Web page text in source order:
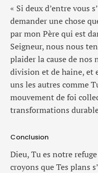
« Si deux d’entre vous
demander une chose
par mon Père qui est
Seigneur, nous nous
plaider la cause de nos
division et de haine, et
uns les autres comme
mouvement de foi
transformations
Conclusion
Dieu, Tu es notre
croyons que Tes plans